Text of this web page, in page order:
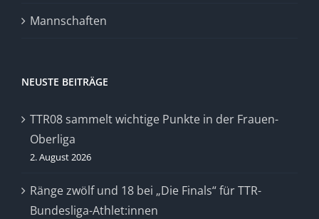
Mannschaften
NEUSTE BEITRÄGE
TTR08 sammelt wichtige Punkte in der Frauen-
Oberliga
2. August 2026
Ränge zwölf und 18 bei „Die Finals“ für TTR-
Bundesliga-Athlet:innen